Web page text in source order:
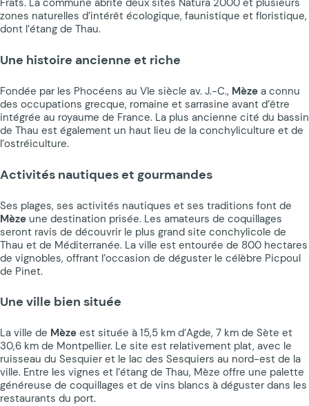
zones naturelles d’intérêt écologique, faunistique et floristique,
dont l’étang de Thau.
Une histoire ancienne et riche
Fondée par les Phocéens au VIe siècle av. J.-C., Mèze a connu
des occupations grecque, romaine et sarrasine avant d’être
intégrée au royaume de France. La plus ancienne cité du bassin
de Thau est également un haut lieu de la conchyliculture et de
l’ostréiculture.
Activités nautiques et gourmandes
Ses plages, ses activités nautiques et ses traditions font de
Mèze une destination prisée. Les amateurs de coquillages
seront ravis de découvrir le plus grand site conchylicole de
Thau et de Méditerranée. La ville est entourée de 800 hectares
de vignobles, offrant l’occasion de déguster le célèbre Picpoul
de Pinet.
Une ville bien située
La ville de Mèze est située à 15,5 km d’Agde, 7 km de Sète et
30,6 km de Montpellier. Le site est relativement plat, avec le
ruisseau du Sesquier et le lac des Sesquiers au nord-est de la
ville. Entre les vignes et l’étang de Thau, Mèze offre une palette
généreuse de coquillages et de vins blancs à déguster dans les
restaurants du port.